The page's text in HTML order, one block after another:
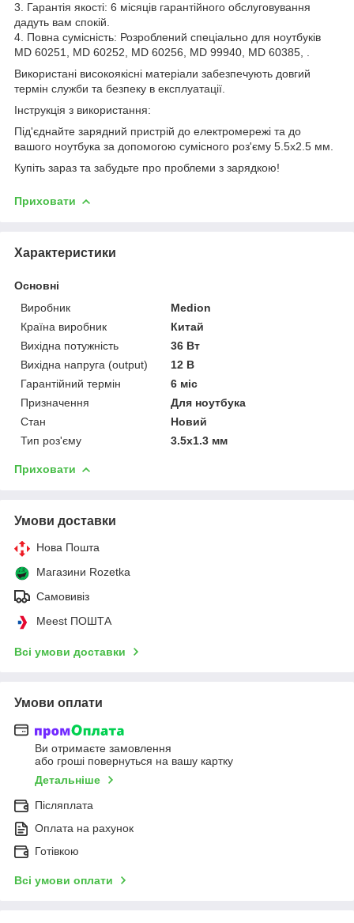
3. Гарантія якості: 6 місяців гарантійного обслуговування
дадуть вам спокій.
4. Повна сумісність: Розроблений спеціально для ноутбуків
MD 60251, MD 60252, MD 60256, MD 99940, MD 60385, .
Використані високоякісні матеріали забезпечують довгий
термін служби та безпеку в експлуатації.
Інструкція з використання:
Під'єднайте зарядний пристрій до електромережі та до
вашого ноутбука за допомогою сумісного роз'єму 5.5x2.5 мм.
Купіть зараз та забудьте про проблеми з зарядкою!
Приховати
Характеристики
Основні
Виробник
Medion
Країна виробник
Китай
Вихідна потужність
36 Вт
Вихідна напруга (output)
12 В
Гарантійний термін
6 міс
Призначення
Для ноутбука
Стан
Новий
Тип роз'єму
3.5х1.3 мм
Приховати
Умови доставки
Нова Пошта
Магазини Rozetka
Самовивіз
Meest ПОШТА
Всі умови доставки
Умови оплати
Ви отримаєте замовлення
або гроші повернуться на вашу картку
Детальніше
Післяплата
Оплата на рахунок
Готівкою
Всі умови оплати